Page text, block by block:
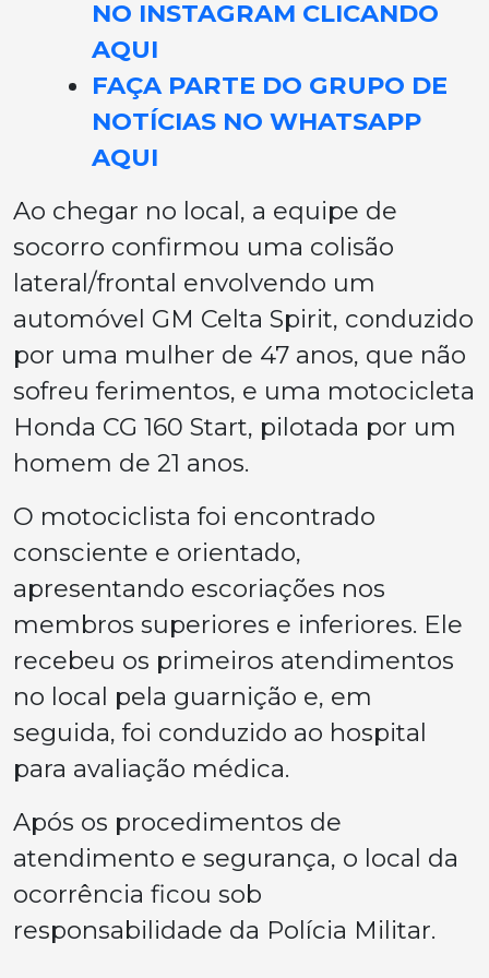
NO INSTAGRAM CLICANDO
AQUI
FAÇA PARTE DO GRUPO DE
NOTÍCIAS NO WHATSAPP
AQUI
Ao chegar no local, a equipe de
socorro confirmou uma colisão
lateral/frontal envolvendo um
automóvel GM Celta Spirit, conduzido
por uma mulher de 47 anos, que não
sofreu ferimentos, e uma motocicleta
Honda CG 160 Start, pilotada por um
homem de 21 anos.
O motociclista foi encontrado
consciente e orientado,
apresentando escoriações nos
membros superiores e inferiores. Ele
recebeu os primeiros atendimentos
no local pela guarnição e, em
seguida, foi conduzido ao hospital
para avaliação médica.
Após os procedimentos de
atendimento e segurança, o local da
ocorrência ficou sob
responsabilidade da Polícia Militar.